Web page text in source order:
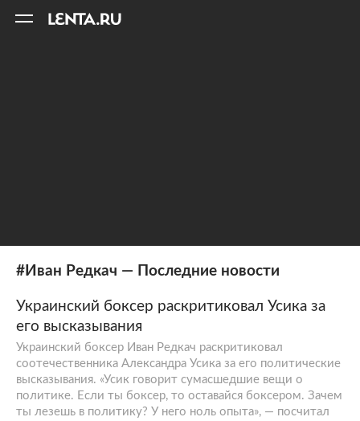
#Иван Редкач — Последние новости
Украинский боксер раскритиковал Усика за
его высказывания
Украинский боксер Иван Редкач раскритиковал
соотечественника Александра Усика за его политические
высказывания. «Усик говорит сумасшедшие вещи о
политике. Если ты боксер, то оставайся боксером. Зачем
ты лезешь в политику? У него ноль опыта», — посчитал